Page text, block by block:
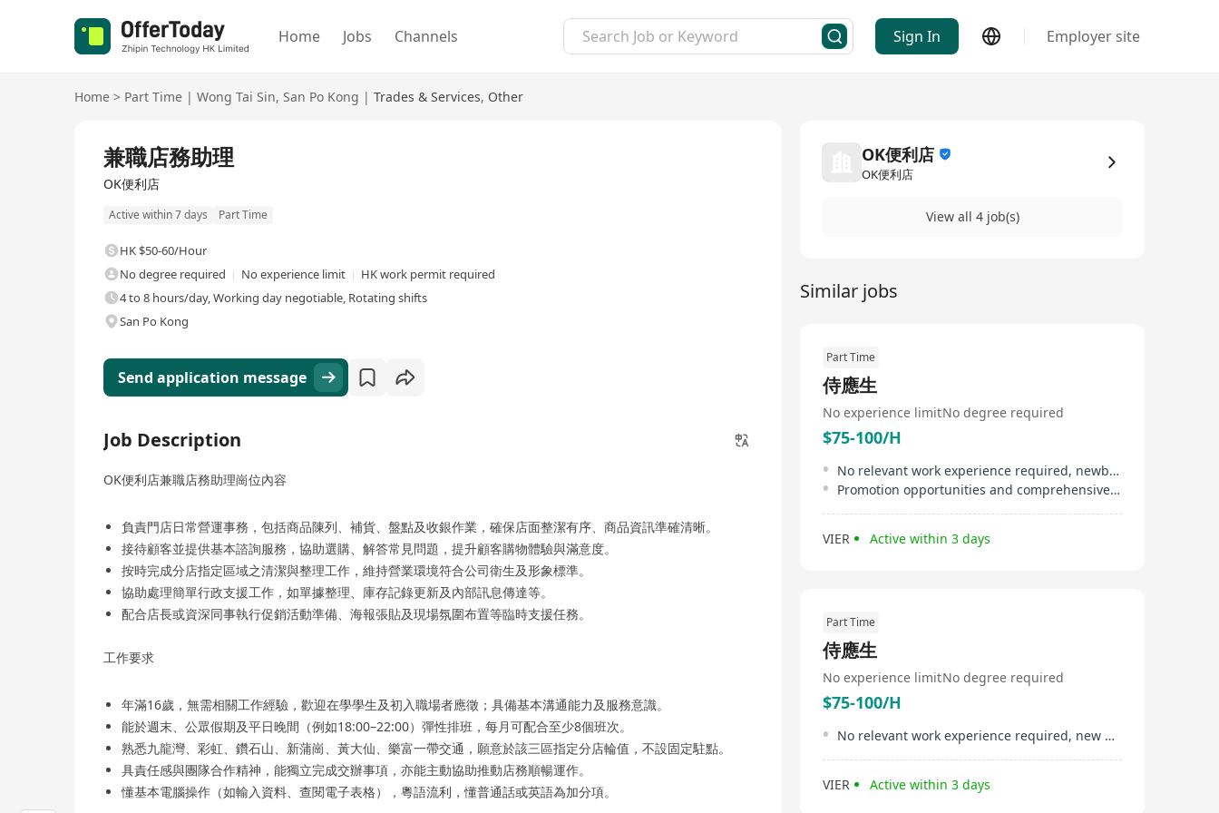
Home Jobs Channels Sign In Employer site
Home > Part Time | Wong Tai Sin, San Po Kong | Trades & Services, Other
兼職店務助理
OK便利店
Active within 7 days Part Time
HK $50-60/Hour
No degree required
No experience limit
HK work permit required
4 to 8 hours/day, Working day negotiable, Rotating shifts
San Po Kong
Send application message
Job Description
OK便利店兼職店務助理崗位內容
負責門店日常營運事務，包括商品陳列、補貨、盤點及收銀作業，確保店面整潔有序、商品資訊準確清晰。
接待顧客並提供基本諮詢服務，協助選購、解答常見問題，提升顧客購物體驗與滿意度。
按時完成分店指定區域之清潔與整理工作，維持營業環境符合公司衛生及形象標準。
協助處理簡單行政支援工作，如單據整理、庫存記錄更新及內部訊息傳達等。
配合店長或資深同事執行促銷活動準備、海報張貼及現場氛圍布置等臨時支援任務。
工作要求
年滿16歲，無需相關工作經驗，歡迎在學學生及初入職場者應徵；具備基本溝通能力及服務意識。
能於週末、公眾假期及平日晚間（例如18:00–22:00）彈性排班，每月可配合至少8個班次。
熟悉九龍灣、彩虹、鑽石山、新蒲崗、黃大仙、樂富一帶交通，願意於該三區指定分店輪值，不設固定駐點。
具責任感與團隊合作精神，能獨立完成交辦事項，亦能主動協助推動店務順暢運作。
懂基本電腦操作（如輸入資料、查閱電子表格），粵語流利，懂普通話或英語為加分項。
OK便利店
OK便利店
View all 4 job(s)
Similar jobs
Part Time
侍應生
No experience limitNo degree required
$75-100/H
No relevant work experience required, newbies are welcome
Promotion opportunities and comprehensive training programs provided
VIER Active within 3 days
Part Time
侍應生
No experience limitNo degree required
$75-100/H
No relevant work experience required, new graduates welcome to apply
VIER Active within 3 days